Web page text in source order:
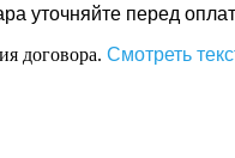
уточняйте перед
договора. Смотреть